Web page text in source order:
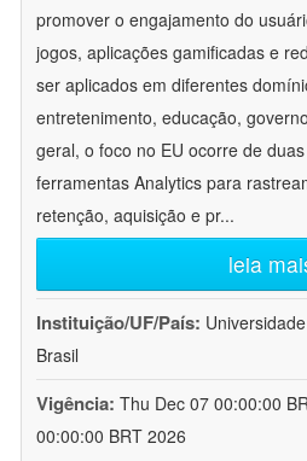
promover o engajamento do
jogos, aplicações gamificadas e
ser aplicados em diferentes
entretenimento, educação,
geral, o foco no EU ocorre de
ferramentas Analytics para
retenção, aquisição e pr...
leia
Instituição/UF/País:
Brasil
Vigência: Thu Dec 07 00:00:00
00:00:00 BRT 2026